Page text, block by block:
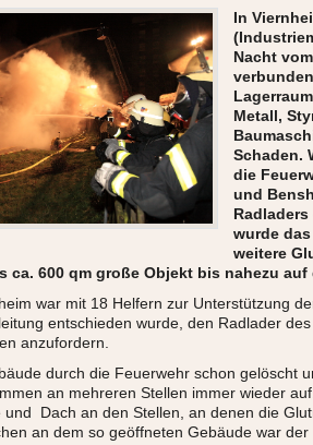
In
Nacht
Metall,
Schaden.
die
und
wurde
weitere
ca. 600 qm große Objekt bis nahezu
war mit 18 Helfern zur Unterstützung
entschieden wurde, den Radlader
anzufordern.
durch die Feuerwehr schon gelöscht
an mehreren Stellen immer wieder
und Dach an den Stellen, an denen die
an dem so geöffneten Gebäude war